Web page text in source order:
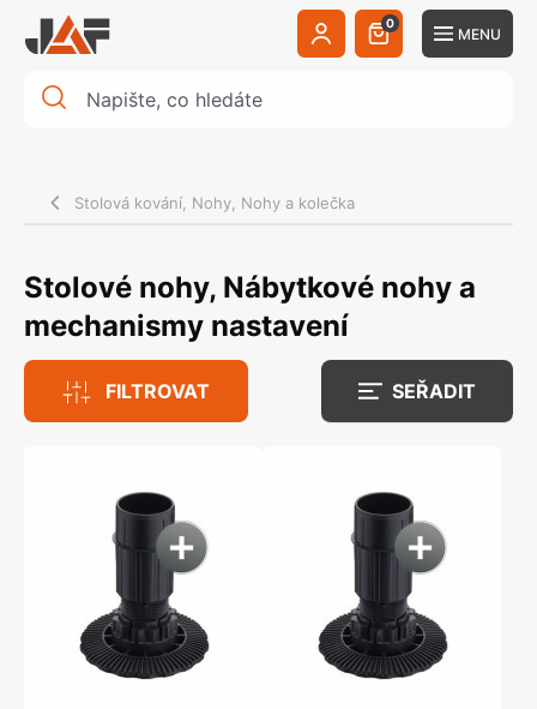
0
MENU
Stolová kování, Nohy, Nohy a kolečka
Stolové nohy, Nábytkové nohy a
mechanismy nastavení
FILTROVAT SEŘADIT